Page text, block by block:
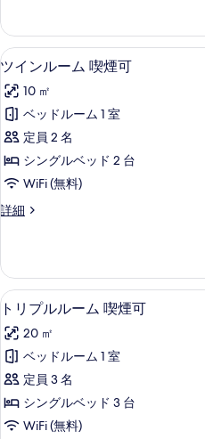
可
の
す
べ
て
の
写
真
を
す
る
ル
ー
ム
煙
可
の
詳
細
ツ
イ
ン
ル
ー
ム
煙
の
す
べ
て
の
写
真
を
9
ツインルーム 喫煙可
10 ㎡
ベッドルーム 1 室
定員 2 名
シングルベッド 2 台
WiFi (無料)
詳細
ツ
ー
ム
喫
可
の
詳
細
ト
リ
プ
ル
ル
ー
8
トリプルルーム 喫煙可
20 ㎡
ベッドルーム 1 室
定員 3 名
シングルベッド 3 台
WiFi (無料)